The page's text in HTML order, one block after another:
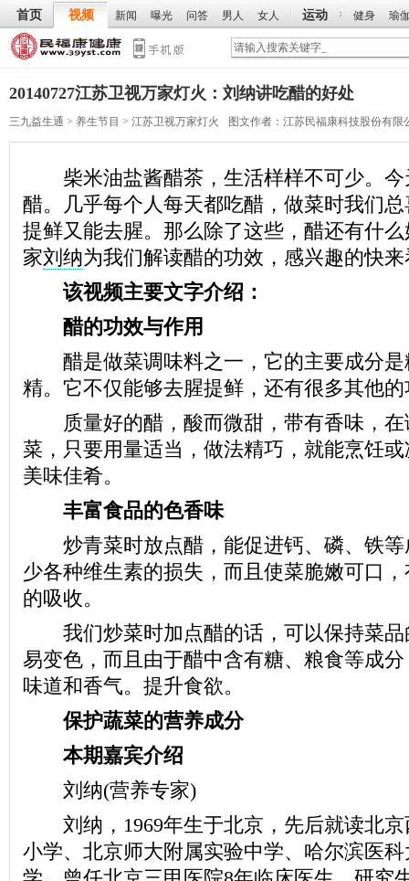
首页 视频 新闻 曝光 问答 男人 女人 运动 健身 瑜
20140727江苏卫视万家灯火：刘纳讲吃醋的好处
三九益生通 > 养生节目 > 江苏卫视万家灯火 图文作者： 江苏民福康科技股份有限
柴米油盐酱醋茶，生活样样不可少。今
醋。几乎每个人每天都吃醋，做菜时我们
提鲜又能去腥。那么除了这些，醋还有什
家刘纳为我们解读醋的功效，感兴趣的快
该视频主要文字介绍：
醋的功效与作用
醋是做菜调味料之一，它的主要成分是
精。它不仅能够去腥提鲜，还有很多其他
质量好的醋，酸而微甜，带有香味，在
菜，只要用量适当，做法精巧，就能烹饪
美味佳肴。
丰富食品的色香味
炒青菜时放点醋，能促进钙、磷、铁等
少各种维生素的损失，而且使菜脆嫩可口
的吸收。
我们炒菜时加点醋的话，可以保持菜品
易变色，而且由于醋中含有糖、粮食等成
味道和香气。提升食欲。
保护蔬菜的营养成分
本期嘉宾介绍
刘纳(营养专家)
刘纳，1969年生于北京，先后就读北京
小学、北京师大附属实验中学、哈尔滨医